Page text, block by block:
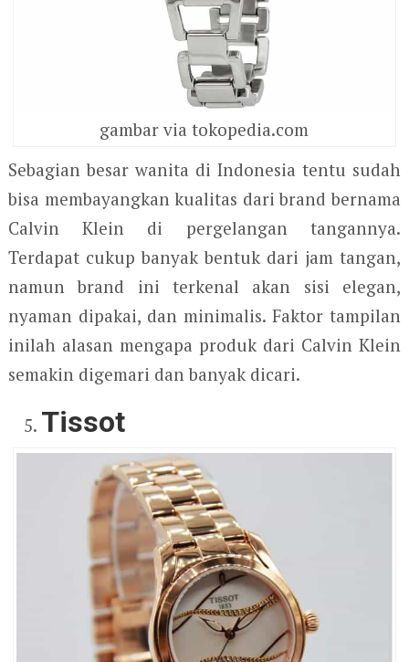
gambar via tokopedia.com
Sebagian besar wanita di Indonesia tentu sudah
bisa membayangkan kualitas dari brand bernama
Calvin Klein di pergelangan tangannya.
Terdapat cukup banyak bentuk dari jam tangan,
namun brand ini terkenal akan sisi elegan,
nyaman dipakai, dan minimalis. Faktor tampilan
inilah alasan mengapa produk dari Calvin Klein
semakin digemari dan banyak dicari.
Tissot